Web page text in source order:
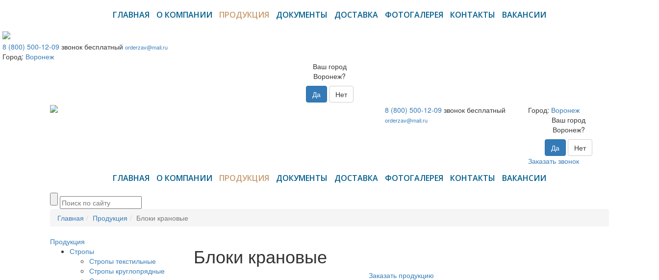
ГЛАВНАЯ О КОМПАНИИ ПРОДУКЦИЯ ДОКУМЕНТЫ ДОСТАВКА ФОТОГАЛЕРЕЯ КОНТАКТЫ ВАКАНСИИ
8 (800) 500-12-09 звонок бесплатный orderzav@mail.ru
Город: Воронеж
Ваш город
Воронеж?
Да
Нет
8 (800) 500-12-09 звонок бесплатный
orderzav@mail.ru
Город: Воронеж
Ваш город
Воронеж?
Да
Нет
Заказать звонок
ГЛАВНАЯ О КОМПАНИИ ПРОДУКЦИЯ ДОКУМЕНТЫ ДОСТАВКА ФОТОГАЛЕРЕЯ КОНТАКТЫ ВАКАНСИИ
Главная Продукция Блоки крановые
Продукция
Стропы
Стропы текстильные
Стропы круглопрядные
Блоки крановые
Заказать продукцию